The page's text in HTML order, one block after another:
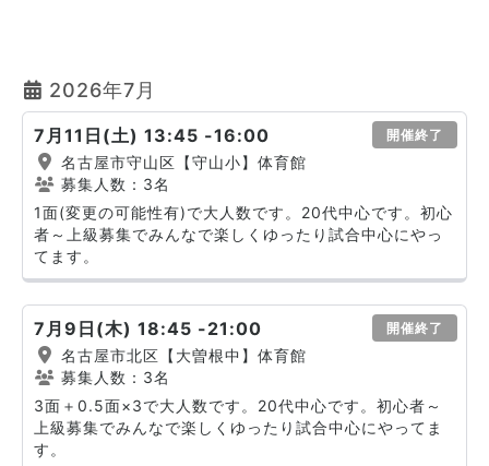
2026年7月
7月11日(土) 13:45 -16:00 開催終了
名古屋市守山区【守山小】体育館
募集人数：3名
1面(変更の可能性有)で大人数です。20代中心です。初心
者～上級募集でみんなで楽しくゆったり試合中心にやっ
てます。
7月9日(木) 18:45 -21:00 開催終了
名古屋市北区【大曽根中】体育館
募集人数：3名
3面＋0.5面×3で大人数です。20代中心です。初心者～
上級募集でみんなで楽しくゆったり試合中心にやってま
す。